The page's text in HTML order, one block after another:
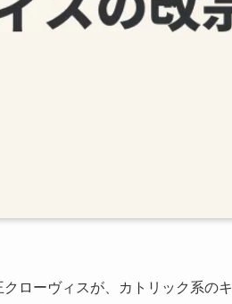
クローヴィスが、カトリック系の